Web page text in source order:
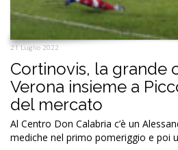
21 Luglio 2022
Cortinovis, la grande
Verona insieme a
del mercato
Al Centro Don Calabria c’è un
mediche nel primo pomeriggio e poi